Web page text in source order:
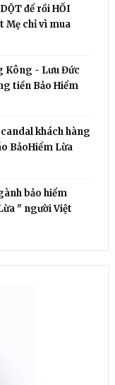
để rồi HỐI
Mẹ chỉ vì mua
Kông - Lưu Đức
tiền Bảo Hiểm
khách hàng
BảoHiểm Lừa
bảo hiểm
" người Việt